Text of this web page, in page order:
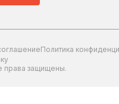
Политика
права защищены.